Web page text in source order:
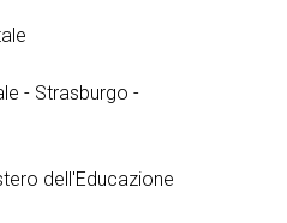
- Strasburgo -
dell'Educazione